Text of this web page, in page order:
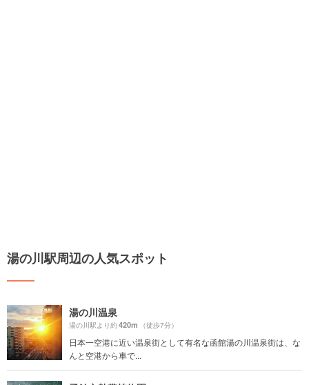
湯の川駅周辺の人気スポット
湯の川温泉
湯の川駅より約420m （徒歩7分）
日本一空港に近い温泉街として有名な函館湯の川温泉街は、な
んと空港から車で...